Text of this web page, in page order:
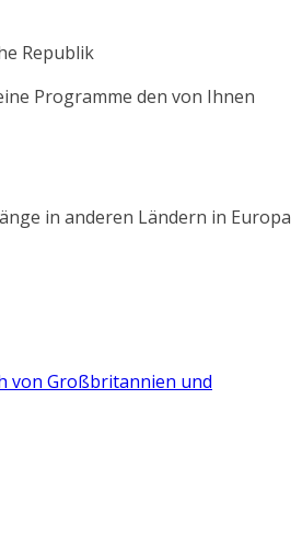
Republik
Programme den von Ihnen
in anderen Ländern in Europa
von Großbritannien und